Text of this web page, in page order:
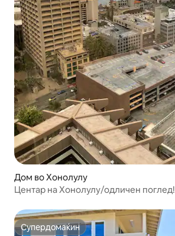
Дом во Хонолулу
Центар на Хонолулу/одличен поглед!
Супердомаќин
Супердомаќин